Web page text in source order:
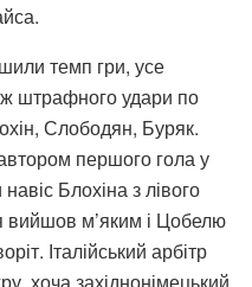
темп гри, усе
штрафного удари по
Слободян, Буряк.
першого гола у
Блохіна з лівого
вийшов м’яким і Цобелю
Італійський арбітр
хоча західнонімецький